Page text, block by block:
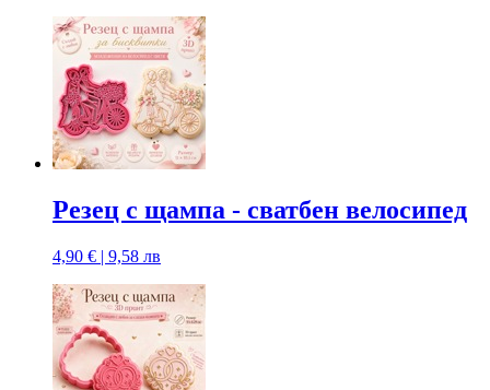
Резец с щампa - сватбен велосипед
4,90 € | 9,58 лв